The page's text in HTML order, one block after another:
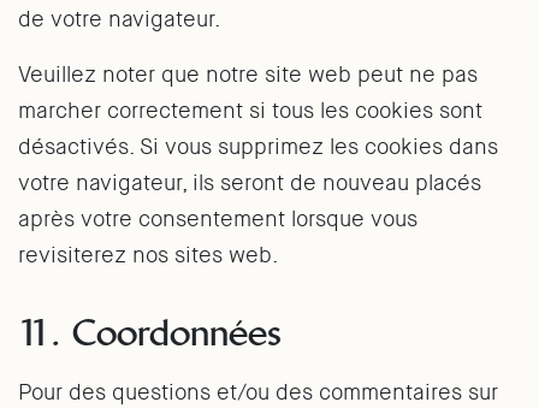
de votre navigateur.
Veuillez noter que notre site web peut ne pas
marcher correctement si tous les cookies sont
désactivés. Si vous supprimez les cookies dans
votre navigateur, ils seront de nouveau placés
après votre consentement lorsque vous
revisiterez nos sites web.
11. Coordonnées
Pour des questions et/ou des commentaires sur